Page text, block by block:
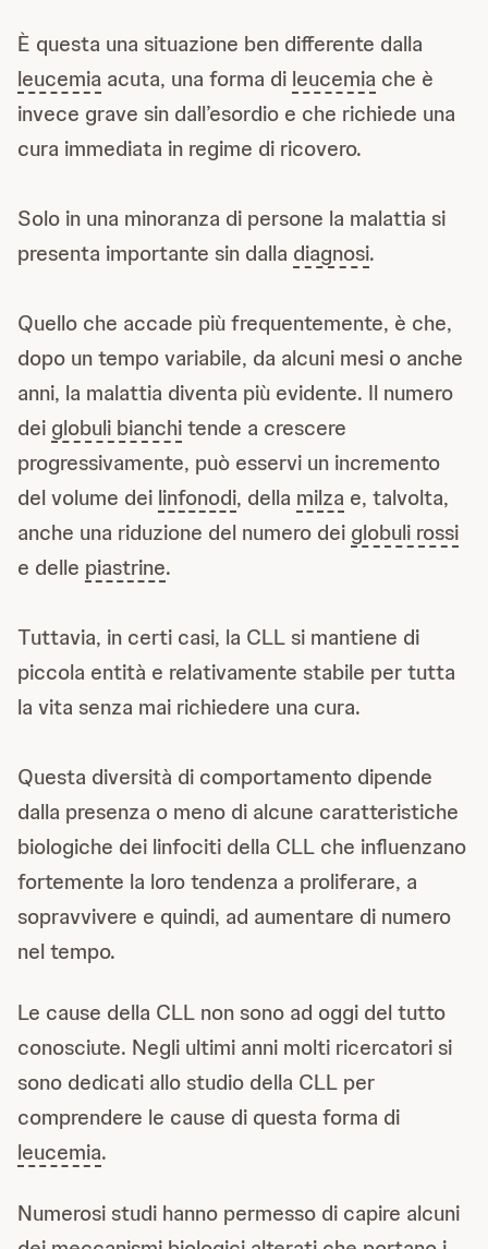
È questa una situazione ben differente dalla
leucemia acuta, una forma di leucemia che è
invece grave sin dall’esordio e che richiede una
cura immediata in regime di ricovero.
Solo in una minoranza di persone la malattia si
presenta importante sin dalla diagnosi.
Quello che accade più frequentemente, è che,
dopo un tempo variabile, da alcuni mesi o anche
anni, la malattia diventa più evidente. Il numero
dei globuli bianchitende a crescere
progressivamente, può esservi un incremento
del volume dei linfonodi, della milza e, talvolta,
anche una riduzione del numero dei globuli rossi
e delle piastrine.
Tuttavia, in certi casi, la CLL si mantiene di
piccola entità e relativamente stabile per tutta
la vita senza mai richiedere una cura.
Questa diversità di comportamento dipende
dalla presenza o meno di alcune caratteristiche
biologiche dei linfociti della CLL che influenzano
fortemente la loro tendenza a proliferare, a
sopravvivere e quindi, ad aumentare di numero
nel tempo.
Le cause della CLL non sono ad oggi del tutto
conosciute. Negli ultimi anni molti ricercatori si
sono dedicati allo studio della CLL per
comprendere le cause di questa forma di
leucemia.
Numerosi studi hanno permesso di capire alcuni